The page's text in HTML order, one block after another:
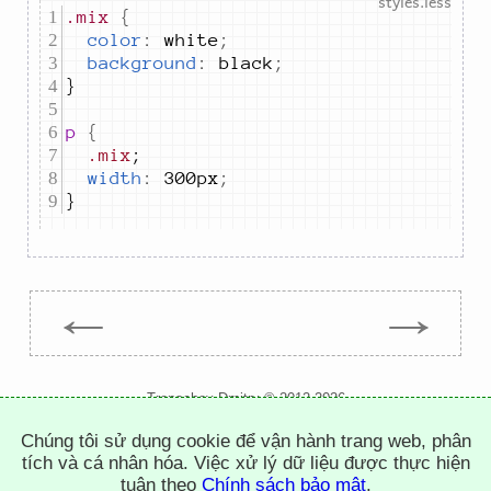
.mix
{
color : white ;
background : black ;
p {
.mix
width : 300px ;
}
← →
Trepachev Dmitry © 2012-2026
chính sách bảo mật thiết lập cookies
Chúng tôi sử dụng cookie để vận hành trang web, phân
tích và cá nhân hóa. Việc xử lý dữ liệu được thực hiện
tuân theo Chính sách bảo mật.